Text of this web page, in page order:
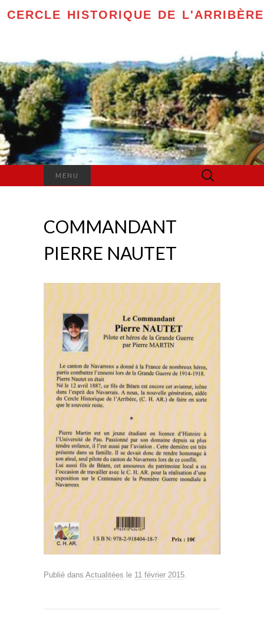
CERCLE HISTORIQUE DE L'ARRIBÈRE
MENU Rechercher :
COMMANDANT
PIERRE NAUTET
Publié dans Actualitées le 11 février 2015.